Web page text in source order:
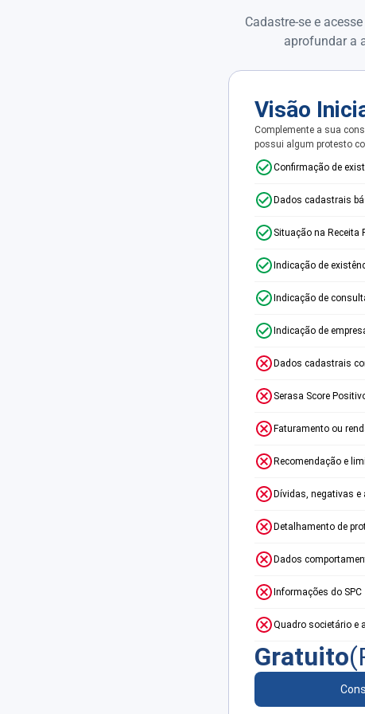
Cadastre-se e
aprofundar a
Visão
Complemente a sua
possui algum protesto
Confirmação de
Dados cadastrais
Situação na Receita
Indicação de
Indicação de
Indicação de
Dados cadastrais
Serasa Score
Faturamento ou
Recomendação e
Dívidas, negativas e
Detalhamento de
Dados
Informações do SPC
Quadro societário e
Gratuito